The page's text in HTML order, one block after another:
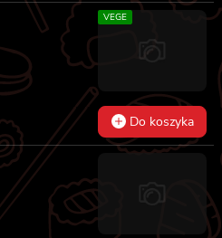
VEGE
Do koszyka